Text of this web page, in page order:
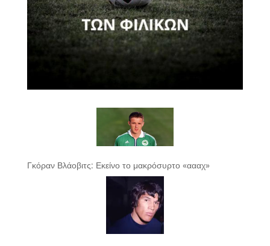
Γκόραν Βλάοβιτς: Εκείνο το μακρόσυρτο «αααχ»